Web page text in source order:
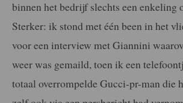
binnen het bedrijf slechts een enkeling
Sterker: ik stond met één been in het
voor een interview met Giannini
weer was gemaild, toen ik een
totaal overrompelde Gucci-pr-man die